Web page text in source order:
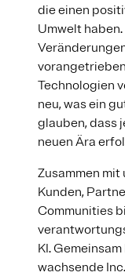
die einen
Umwelt
Technologien
neu, was ein
glauben, dass
neuen Ära
Zusammen mit
Kunden,
Communities
KI.
wachsende